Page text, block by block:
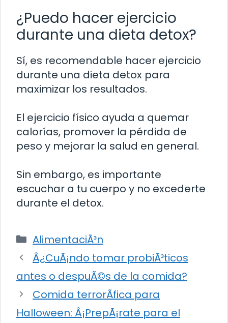
¿Puedo hacer ejercicio
durante una dieta detox?
Sí, es recomendable hacer ejercicio
durante una dieta detox para
maximizar los resultados.
El ejercicio físico ayuda a quemar
calorías, promover la pérdida de
peso y mejorar la salud en general.
Sin embargo, es importante
escuchar a tu cuerpo y no excederte
durante el detox.
Categorías
AlimentaciÃ³n
Â¿CuÃ¡ndo tomar probiÃ³ticos
antes o despuÃ©s de la comida?
Comida terrorÃ­fica para
Halloween: Â¡PrepÃ¡rate para el